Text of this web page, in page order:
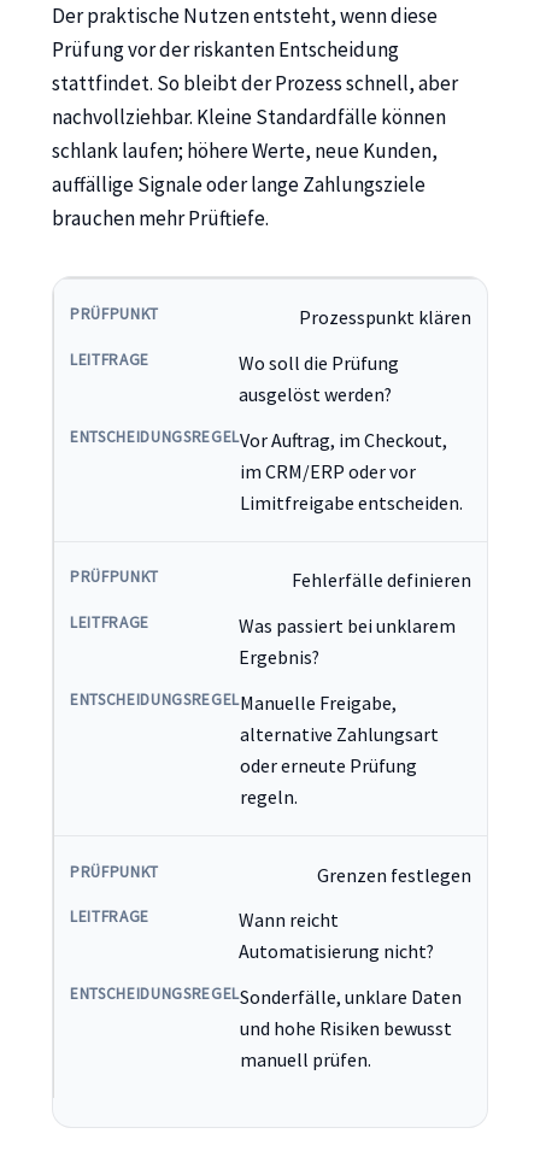
Der praktische Nutzen entsteht, wenn diese
Prüfung vor der riskanten Entscheidung
stattfindet. So bleibt der Prozess schnell, aber
nachvollziehbar. Kleine Standardfälle können
schlank laufen; höhere Werte, neue Kunden,
auffällige Signale oder lange Zahlungsziele
brauchen mehr Prüftiefe.
Prozesspunkt klären
Wo soll die Prüfung
ausgelöst werden?
Vor Auftrag, im Checkout,
im CRM/ERP oder vor
Limitfreigabe entscheiden.
Fehlerfälle definieren
Was passiert bei unklarem
Ergebnis?
Manuelle Freigabe,
alternative Zahlungsart
oder erneute Prüfung
regeln.
Grenzen festlegen
Wann reicht
Automatisierung nicht?
Sonderfälle, unklare Daten
und hohe Risiken bewusst
manuell prüfen.